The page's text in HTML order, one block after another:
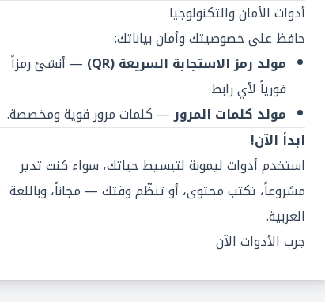
أدوات الأمان والتكنولوجيا
حافظ على خصوصيتك وأمان بياناتك:
مولد رمز الاستجابة السريعة (QR)
— أنشئ رمزاً
فورياً لأي رابط.
مولد كلمات المرور— كلمات مرور قوية ومخصصة.
ابدأ الآن!
استخدم أدوات ليمونة لتبسيط حياتك، سواء كنت تدير
مشروعاً، تكتب محتوى، أو تنظّم وقتك — مجاناً، وباللغة
العربية.
جرب الأدوات الآن